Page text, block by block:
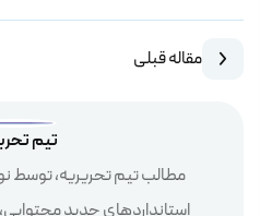
مقاله قبلی
تیم
مطالب تیم تحریریه، توسط
استانداردهای جدید